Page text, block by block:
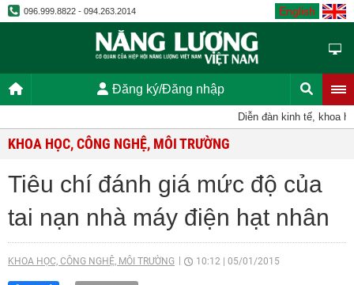
096.999.8822 - 094.263.2014 English
Đăng ký/Đăng nhập
Diễn đàn kinh tế, khoa
KHOA HỌC, CÔNG NGHỆ, MÔI TRƯỜNG
Tiêu chí đánh giá mức độ của
tai nạn nhà máy điện hạt nhân
KHOA HỌC, CÔNG NGHỆ, MÔI TRƯỜNG 10:12 05/01/2015